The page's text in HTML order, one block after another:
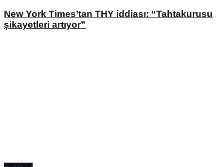
New York Times’tan THY iddiası: “Tahtakurusu
şikayetleri artıyor”